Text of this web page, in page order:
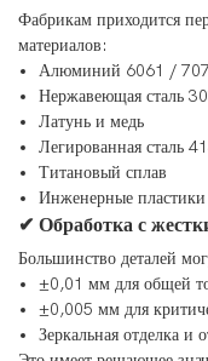
Фабрикам приходится
материалов:
Алюминий 6061 /
Нержавеющая сталь
Латунь и медь
Легированная сталь
Титановый сплав
Инженерные пластики
✔ Обработка с
Большинство деталей
±0,01 мм для общей
±0,005 мм для
Зеркальная отделка и